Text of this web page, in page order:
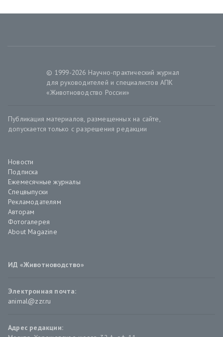
© 1999-2026 Научно-практический журнал
для руководителей и специалистов АПК
«Животноводство России»
Публикация материалов, размещенных на сайте,
допускается только с разрешения редакции
Новости
Подписка
Ежемесячные журналы
Спецвыпуски
Рекламодателям
Авторам
Фотогалерея
About Magazine
ИД «Животноводство»
Электронная почта:
animal@zzr.ru
Адрес редакции: